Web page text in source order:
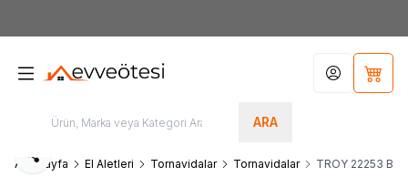
ARA
Hesabım
Ana Sayfa El Aletleri Tornavidalar Tornavidalar TROY 22253
Paylaş